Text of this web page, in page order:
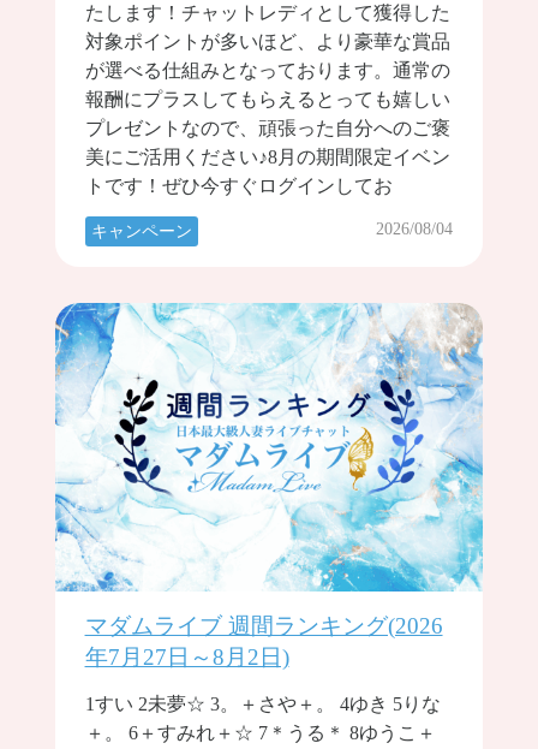
たします！チャットレディとして獲得した
対象ポイントが多いほど、より豪華な賞品
が選べる仕組みとなっております。通常の
報酬にプラスしてもらえるとっても嬉しい
プレゼントなので、頑張った自分へのご褒
美にご活用ください♪8月の期間限定イベン
トです！ぜひ今すぐログインしてお
キャンペーン 2026/08/04
マダムライブ 週間ランキング(2026
年7月27日～8月2日)
1すい 2未夢☆ 3。＋さや＋。 4ゆき 5りな
＋。 6＋すみれ＋☆ 7＊うる＊ 8ゆうこ＋